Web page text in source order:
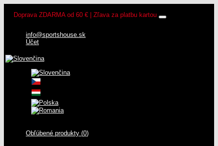
Doprava ZDARMA od 60 € | Zľava za platbu kartou
info@sportshouse.sk
Účet
Obľúbené produkty (0)